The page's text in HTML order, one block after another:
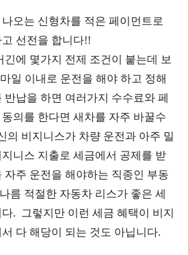
오는 신형차를 적은 페이먼트로
선전을 합니다!!
긴에 몇가지 전제 조건이 붙는데 보
일 이내로 운전을 해야 하고 정해
납을 하면 여러가지 수수료와 페
의를 한다면 새차를 자주 바꿀수
의 비지니스가 차량 운전과 아주 밀
니스 지출로 세금에서 공제를 받
자주 운전을 해야하는 직종인 부동
름 적절한 자동차 리스가 좋은 세
. 그렇지만 이런 세금 혜택이 비지
다 해당이 되는 것도 아닙니다.